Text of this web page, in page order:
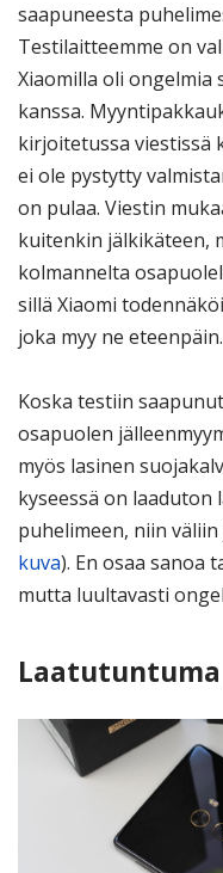
saapuneesta
Testilaitteemme on
Xiaomilla oli ongelmia
kanssa.
kirjoitetussa viestissä
ei ole pystytty
on pulaa. Viestin
kuitenkin jälkikäteen,
kolmannelta
sillä Xiaomi
joka myy ne eteenpäin.
Koska testiin
osapuolen
myös lasinen
kyseessä on laaduton
puhelimeen, niin
kuva). En osaa sanoa
mutta luultavasti